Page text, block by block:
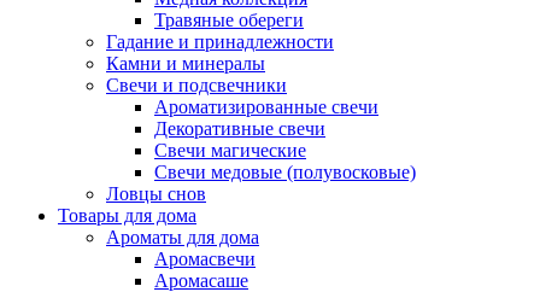
Травяные обереги
Гадание и принадлежности
Камни и минералы
Свечи и подсвечники
Ароматизированные свечи
Декоративные свечи
Свечи магические
Свечи медовые (полувосковые)
Ловцы снов
Товары для дома
Ароматы для дома
Аромасвечи
Аромасаше